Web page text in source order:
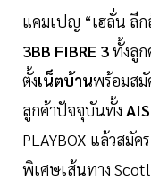
แคมเปญ “เฮลั่น ลี
3BB FIBRE 3ทั้งลู
ตั้งเน็ตบ้านพร้อมสมั
ลูกค้าปัจจุบันทั้ง
PLAYBOX แล้วสมั
พิเศษเส้นทาง